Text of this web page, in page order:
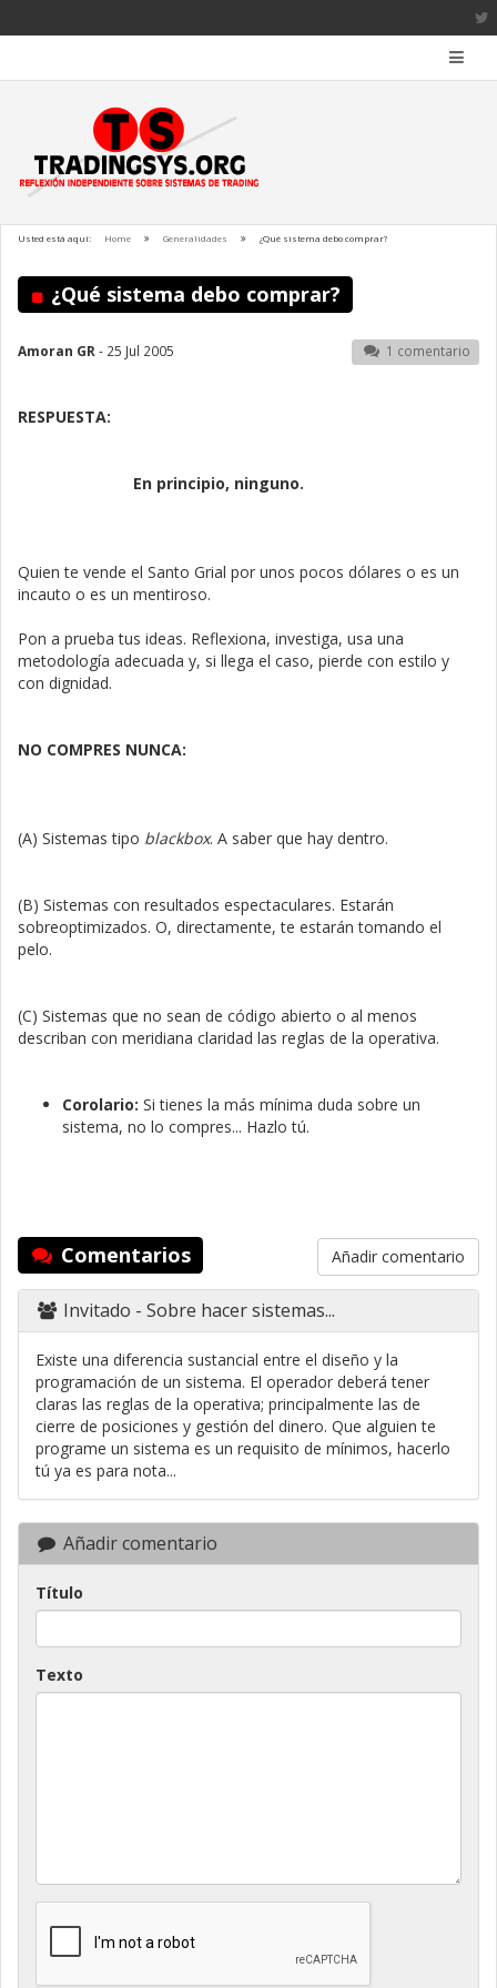
Usted está aquí: Home Generalidades ¿Qué sistema debo comprar?
¿Qué sistema debo comprar?
Amoran GR - 25 Jul 2005 1 comentario
RESPUESTA:
En principio, ninguno.
Quien te vende el Santo Grial por unos pocos dólares o es un
incauto o es un mentiroso.
Pon a prueba tus ideas. Reflexiona, investiga, usa una
metodología adecuada y, si llega el caso, pierde con estilo y
con dignidad.
NO COMPRES NUNCA:
(A) Sistemas tipo blackbox. A saber que hay dentro.
(B) Sistemas con resultados espectaculares. Estarán
sobreoptimizados. O, directamente, te estarán tomando el
pelo.
(C) Sistemas que no sean de código abierto o al menos
describan con meridiana claridad las reglas de la operativa.
Corolario: Si tienes la más mínima duda sobre un
sistema, no lo compres... Hazlo tú.
Comentarios Añadir comentario
Invitado - Sobre hacer sistemas...
Existe una diferencia sustancial entre el diseño y la
programación de un sistema. El operador deberá tener
claras las reglas de la operativa; principalmente las de
cierre de posiciones y gestión del dinero. Que alguien te
programe un sistema es un requisito de mínimos, hacerlo
tú ya es para nota...
Añadir comentario
Título
Texto